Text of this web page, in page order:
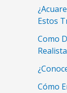
Estos
Como
Cómo